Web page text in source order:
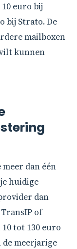
euro bij
bij Strato. De
mailboxen
kunnen
dan één
huidige
dan
of
tot 130 euro
meerjarige